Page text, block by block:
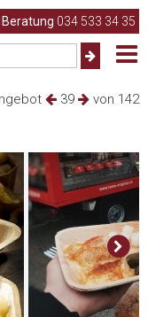
Beratung 034 533 34 35
39 von 142